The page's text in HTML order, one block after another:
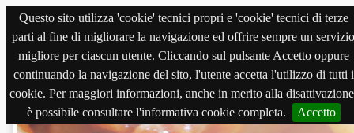
Questo sito utilizza 'cookie' tecnici propri e 'cookie' tecnici di terze
parti al fine di migliorare la navigazione ed offrire sempre un servizio
migliore per ciascun utente. Cliccando sul pulsante Accetto oppure
continuando la navigazione del sito, l'utente accetta l'utilizzo di tutti i
cookie. Per maggiori informazioni, anche in merito alla
è possibile consultare l'informativa cookie completa.
Accetto
magnabene.com